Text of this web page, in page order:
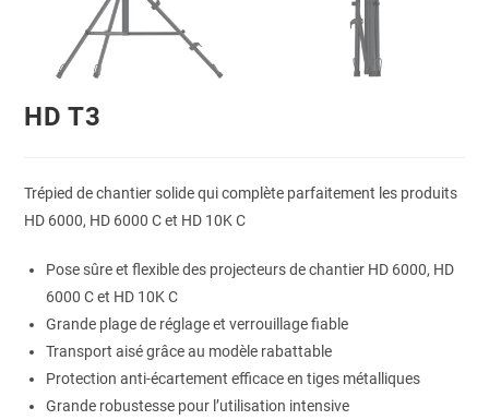
HD T3
Trépied de chantier solide qui complète parfaitement les produits
HD 6000, HD 6000 C et HD 10K C
Pose sûre et flexible des projecteurs de chantier HD 6000, HD
6000 C et HD 10K C
Grande plage de réglage et verrouillage fiable
Transport aisé grâce au modèle rabattable
Protection anti-écartement efficace en tiges métalliques
Grande robustesse pour l’utilisation intensive